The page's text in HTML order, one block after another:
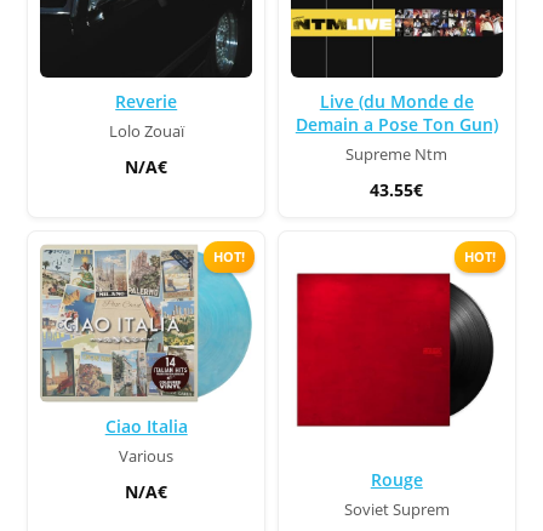
Reverie
Lolo Zouaï
N/A€
Live (du Monde de
Demain a Pose Ton Gun)
Supreme Ntm
43.55€
HOT!
Ciao Italia
Various
N/A€
HOT!
Rouge
Soviet Suprem